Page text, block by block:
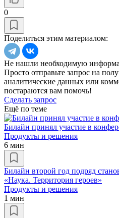
0
Поделиться этим материалом:
Не нашли необходимую
Просто отправьте запрос на
аналитические данных или
постараются вам помочь!
Сделать запрос
Ещё по теме
Билайн принял участие в
Продукты и решения
6 мин
Билайн второй год подряд
«Наука. Территория героев»
Продукты и решения
1 мин